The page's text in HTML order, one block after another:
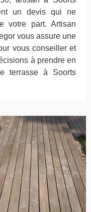
un devis qui ne
votre part. Artisan
vous assure une
vous conseiller et
à prendre en
terrasse à Soorts